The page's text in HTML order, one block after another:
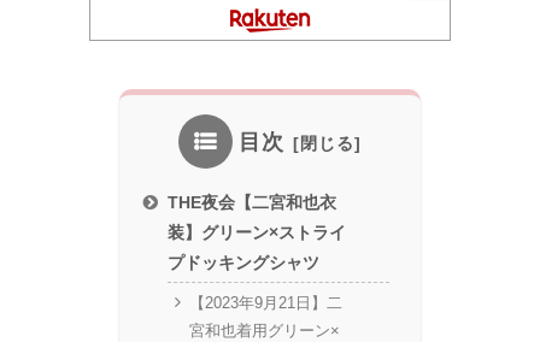
目次
THE夜会【二宮和也衣
装】グリーン×ストライ
プドッキングシャツ
【2023年9月21日】二
宮和也着用グリーン×